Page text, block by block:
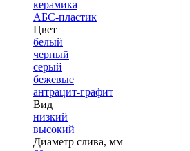
керамика
АБС-пластик
Цвет
белый
черный
серый
бежевые
антрацит-графит
Вид
низкий
высокий
Диаметр слива, мм